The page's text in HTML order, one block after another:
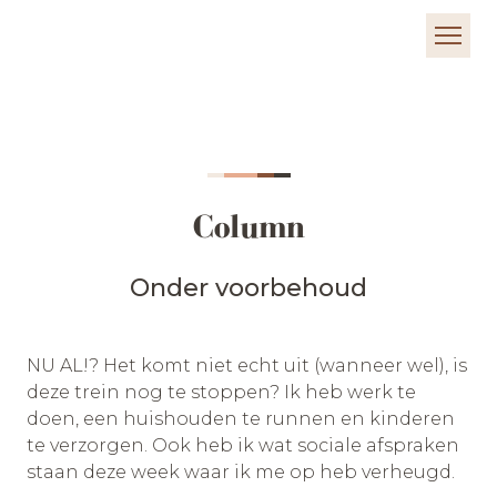
Column
Onder voorbehoud
NU AL!? Het komt niet echt uit (wanneer wel), is
deze trein nog te stoppen? Ik heb werk te
doen, een huishouden te runnen en kinderen
te verzorgen. Ook heb ik wat sociale afspraken
staan deze week waar ik me op heb verheugd.